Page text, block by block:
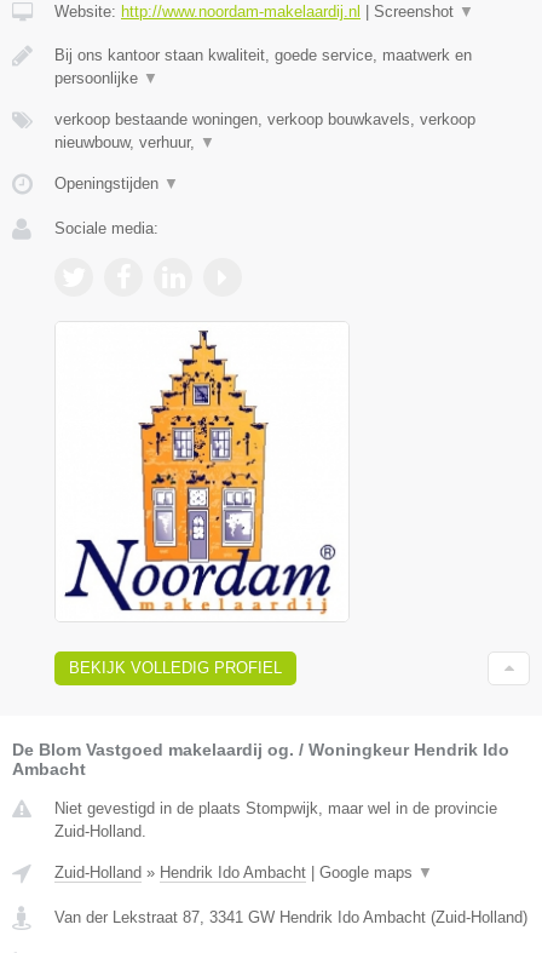
Website: http://www.noordam-makelaardij.nl | Screenshot ▼
Bij ons kantoor staan kwaliteit, goede service, maatwerk en
persoonlijke ▼
verkoop bestaande woningen, verkoop bouwkavels, verkoop
nieuwbouw, verhuur,
▼
Openingstijden ▼
Sociale media:
BEKIJK VOLLEDIG PROFIEL
De Blom Vastgoed makelaardij og. / Woningkeur Hendrik Ido
Ambacht
Niet gevestigd in de plaats Stompwijk, maar wel in de provincie
Zuid-Holland.
Zuid-Holland » Hendrik Ido Ambacht Google maps ▼
Van der Lekstraat 87, 3341 GW Hendrik Ido Ambacht (Zuid-Holland)